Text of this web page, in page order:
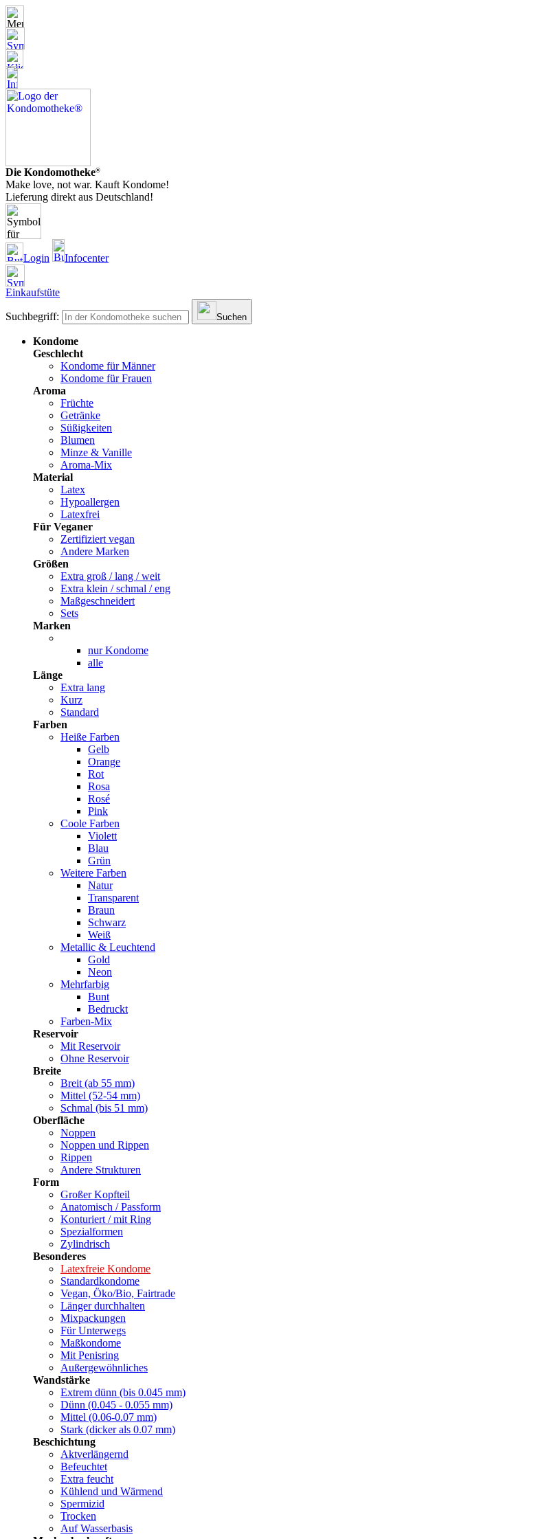
Die Kondomotheke®
Make love, not war. Kauft Kondome!
Lieferung direkt aus Deutschland!
Login Infocenter
Einkaufstüte
Suchbegriff: Suchen
Kondome
Geschlecht
Kondome für Männer
Kondome für Frauen
Aroma
Früchte
Getränke
Süßigkeiten
Blumen
Minze & Vanille
Aroma-Mix
Material
Latex
Hypoallergen
Latexfrei
Für Veganer
Zertifiziert vegan
Andere Marken
Größen
Extra groß / lang / weit
Extra klein / schmal / eng
Maßgeschneidert
Sets
Marken
nur Kondome
alle
Länge
Extra lang
Kurz
Standard
Farben
Heiße Farben
Gelb
Orange
Rot
Rosa
Rosé
Pink
Coole Farben
Violett
Blau
Grün
Weitere Farben
Natur
Transparent
Braun
Schwarz
Weiß
Metallic & Leuchtend
Gold
Neon
Mehrfarbig
Bunt
Bedruckt
Farben-Mix
Reservoir
Mit Reservoir
Ohne Reservoir
Breite
Breit (ab 55 mm)
Mittel (52-54 mm)
Schmal (bis 51 mm)
Oberfläche
Noppen
Noppen und Rippen
Rippen
Andere Strukturen
Form
Großer Kopfteil
Anatomisch / Passform
Konturiert / mit Ring
Spezialformen
Zylindrisch
Besonderes
Latexfreie Kondome
Standardkondome
Vegan, Öko/Bio, Fairtrade
Länger durchhalten
Mixpackungen
Für Unterwegs
Maßkondome
Mit Penisring
Außergewöhnliches
Wandstärke
Extrem dünn (bis 0.045 mm)
Dünn (0.045 - 0.055 mm)
Mittel (0.06-0.07 mm)
Stark (dicker als 0.07 mm)
Beschichtung
Aktverlängernd
Befeuchtet
Extra feucht
Kühlend und Wärmend
Spermizid
Trocken
Auf Wasserbasis